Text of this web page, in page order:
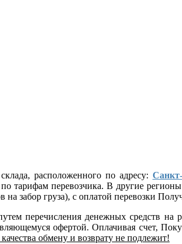
расположенного по адресу:
по тарифам перевозчика. В другие
забор груза), с оплатой перевозки
путем перечисления денежных
офертой. Оплачивая счет,
обмену и возврату не подлежит!